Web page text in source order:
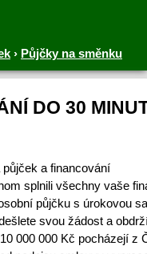
› Půjčky na směnku
DO 30
a financování
splnili všechny vaše
půjčku s úrokovou
svou žádost a
000 000 Kč pocházejí z